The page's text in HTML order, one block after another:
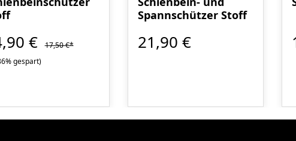
€
17,50 €*
gespart)
Spannschützer Stoff
21,90 €